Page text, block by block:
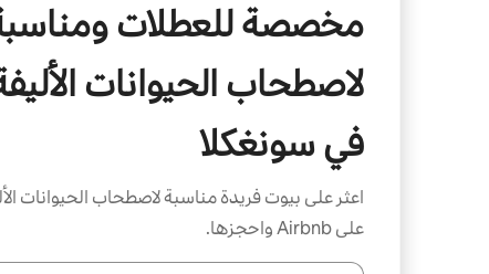
مخصصة للعطلات
لاصطحاب الحيوانات
في سونغكلا
اعثر على بيوت فريدة مناسبة لاصطحاب الحيوانات
على Airbnb واحجزها.